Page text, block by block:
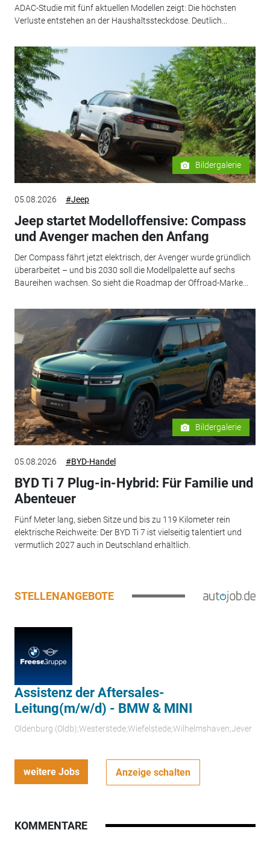
ADAC-Studie mit fünf aktuellen Modellen zeigt: Die höchsten
Verluste entstehen an der Haushaltssteckdose. Deutlich...
Bildergalerie
05.08.2026 #Jeep
Jeep startet Modelloffensive: Compass
und Avenger machen den Anfang
Der Compass fährt jetzt elektrisch, der Avenger wurde gründlich
überarbeitet – und bis 2030 soll die Modellpalette auf sechs
Baureihen wachsen. So sieht die Roadmap der Offroad-Marke...
Bildergalerie
05.08.2026 #BYD-Handel
BYD Ti 7 Plug-in-Hybrid: Für Familie und
Abenteuer
Fünf Meter lang, sieben Sitze und bis zu 119 Kilometer rein
elektrische Reichweite: Der BYD Ti 7 ist vielseitig talentiert und
vermutlich 2027 auch in Deutschland erhältlich.
STELLENANGEBOTE
Assistenz der Aftersales-
Leitung(m/w/d) - BMW & MINI
Oldenburg (Oldb);Westerstede;Wiefelstede;Wilhelmshaven;Jever
weitere Jobs Anzeige schalten
KOMMENTARE